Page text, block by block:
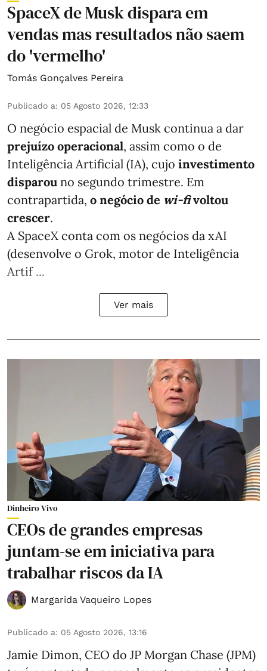
SpaceX de Musk dispara em
vendas mas resultados não saem
do 'vermelho'
Tomás Gonçalves Pereira
Publicado a: 05 Agosto 2026, 12:33
O negócio espacial de Musk continua a dar
prejuízo operacional, assim como o de
Inteligência Artificial (IA), cujo investimento
disparou no segundo trimestre. Em
contrapartida, o negócio de wi-fivoltou
crescer.
A SpaceX conta com os negócios da xAI
(desenvolve o Grok, motor de Inteligência
Artif ...
Ver mais
Dinheiro Vivo
CEOs de grandes empresas
juntam-se em iniciativa para
trabalhar riscos da IA
Margarida Vaqueiro Lopes
Publicado a: 05 Agosto 2026, 13:16
Jamie Dimon, CEO do JP Morgan Chase (JPM)